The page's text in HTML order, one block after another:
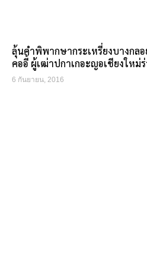
ลุ้นคำพิพากษากระเหรี่ยงบางกล
คออี้ ผู้เฒ่าปกาเกอะญอเชียงให
6 กันยายน, 2016